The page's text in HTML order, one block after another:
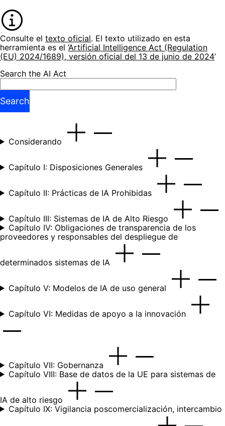
Search the AI Act
Search
Considerando
Capítulo I: Disposiciones Generales
Capítulo II: Prácticas de IA Prohibidas
Capítulo III: Sistemas de IA de Alto Riesgo
Capítulo IV: Obligaciones de transparencia de los
proveedores y responsables del despliegue de
determinados sistemas de IA
Capítulo V: Modelos de IA de uso general
Capítulo VI: Medidas de apoyo a la innovación
Capítulo VII: Gobernanza
Capítulo VIII: Base de datos de la UE para sistemas de
IA de alto riesgo
Capítulo IX: Vigilancia poscomercialización, intercambio
Consulte el texto oficial. El texto utilizado en esta
herramienta es el ‘Artificial Intelligence Act (Regulation
(EU) 2024/1689), versión oficial del 13 de junio de 2024’